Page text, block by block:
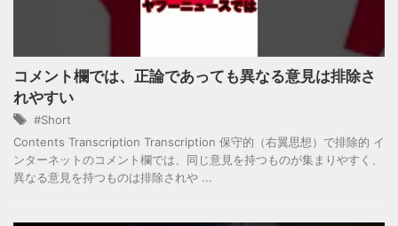
コメント欄では、正論であっても異なる意見は排除さ
れやすい
#Short
Contents Transcription Transcription 保守的（右翼思想）で排除的 イ
ンターネットのコメント欄では、同じ意見を持つものが集まりやすく、
異なる意見を持つものは排除されや ...